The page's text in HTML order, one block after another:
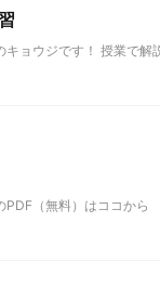
ョウジです！ 授業で解
（無料）はココから